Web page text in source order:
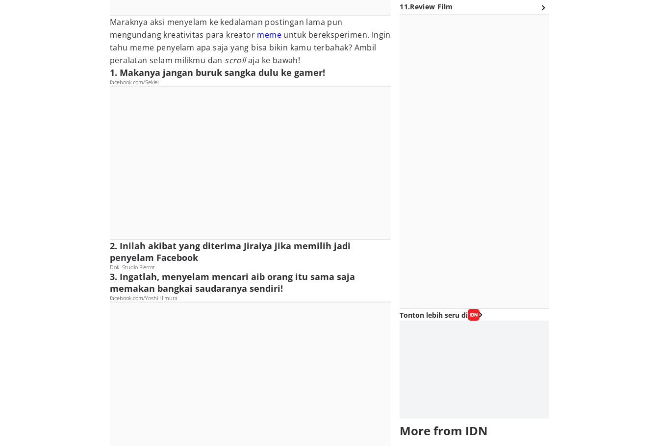
Maraknya aksi menyelam ke kedalaman postingan lama pun
mengundang kreativitas para kreator meme untuk bereksperimen. Ingin
tahu meme penyelam apa saja yang bisa bikin kamu terbahak? Ambil
peralatan selam milikmu dan scrollaja ke bawah!
1. Makanya jangan buruk sangka dulu ke gamer!
facebook.com/Sekiei
2. Inilah akibat yang diterima Jiraiya jika memilih jadi
penyelam Facebook
Dok. Studio Pierrot
3. Ingatlah, menyelam mencari aib orang itu sama saja
memakan bangkai saudaranya sendiri!
facebook.com/Yoshi Himura
11.Review Film
Tonton lebih seru di
More from IDN